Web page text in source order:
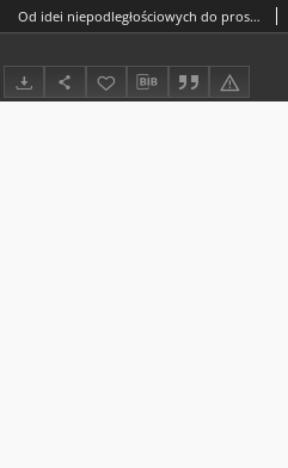
Od idei niepodległościowych do prostackiej propagandy. Monografia języka polskiej lewicy: Irena Kamińska-Szmaj, Język polskiej lewicy. Od Wielkiego Proletariatu do końca PRL, Wrocław: Wydawnictwo Uniwersytetu Wrocławskiego, 2017, 220 s.